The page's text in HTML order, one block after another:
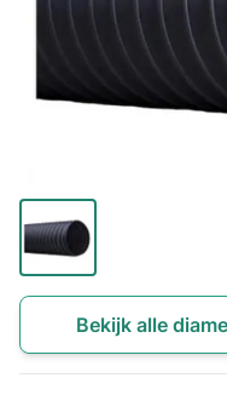
Bekijk alle